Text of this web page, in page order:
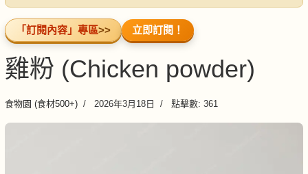
「訂閱內容」專區>> 立即訂閱！
雞粉 (Chicken powder)
食物園 (食材500+) 2026年3月18日 點擊數: 361